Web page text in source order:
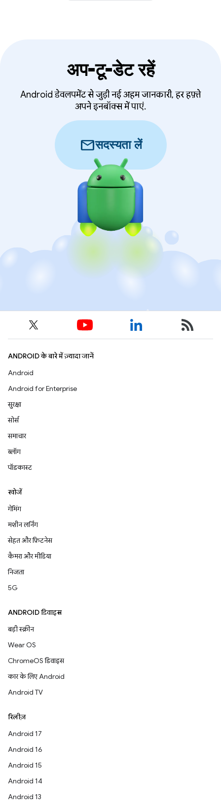
अप-टू-डेट रहें
Android डेवलपमेंट से जुड़ी नई अहम जानकारी, हर हफ़्ते
अपने इनबॉक्स में पाएं.
mailसदस्यता लें
ANDROID के बारे में ज़्यादा जानें
Android
Android for Enterprise
सुरक्षा
सोर्स
समाचार
ब्लॉग
पॉडकास्ट
खोजें
गेमिंग
मशीन लर्निंग
सेहत और फ़िटनेस
कैमरा और मीडिया
निजता
5G
ANDROID डिवाइस
बड़ी स्क्रीन
Wear OS
ChromeOS डिवाइस
कार के लिए Android
Android TV
रिलीज़
Android 17
Android 16
Android 15
Android 14
Android 13